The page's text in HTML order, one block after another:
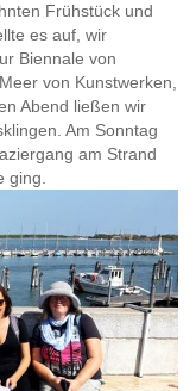
Frühstück und
es auf, wir
Biennale von
von Kunstwerken,
Abend ließen wir
Am Sonntag
am Strand
ging.